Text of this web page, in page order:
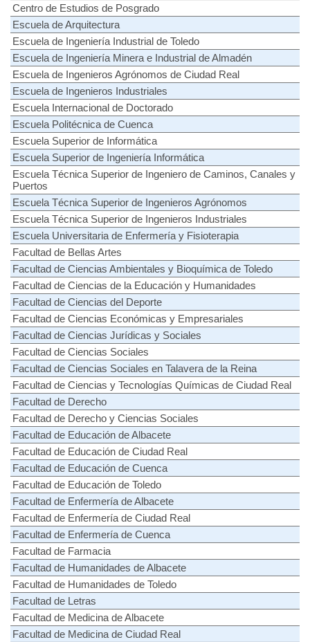
Centro de Estudios de Posgrado
Escuela de Arquitectura
Escuela de Ingeniería Industrial de Toledo
Escuela de Ingeniería Minera e Industrial de Almadén
Escuela de Ingenieros Agrónomos de Ciudad Real
Escuela de Ingenieros Industriales
Escuela Internacional de Doctorado
Escuela Politécnica de Cuenca
Escuela Superior de Informática
Escuela Superior de Ingeniería Informática
Escuela Técnica Superior de Ingeniero de Caminos, Canales y
Puertos
Escuela Técnica Superior de Ingenieros Agrónomos
Escuela Técnica Superior de Ingenieros Industriales
Escuela Universitaria de Enfermería y Fisioterapia
Facultad de Bellas Artes
Facultad de Ciencias Ambientales y Bioquímica de Toledo
Facultad de Ciencias de la Educación y Humanidades
Facultad de Ciencias del Deporte
Facultad de Ciencias Económicas y Empresariales
Facultad de Ciencias Jurídicas y Sociales
Facultad de Ciencias Sociales
Facultad de Ciencias Sociales en Talavera de la Reina
Facultad de Ciencias y Tecnologías Químicas de Ciudad Real
Facultad de Derecho
Facultad de Derecho y Ciencias Sociales
Facultad de Educación de Albacete
Facultad de Educación de Ciudad Real
Facultad de Educación de Cuenca
Facultad de Educación de Toledo
Facultad de Enfermería de Albacete
Facultad de Enfermería de Ciudad Real
Facultad de Enfermería de Cuenca
Facultad de Farmacia
Facultad de Humanidades de Albacete
Facultad de Humanidades de Toledo
Facultad de Letras
Facultad de Medicina de Albacete
Facultad de Medicina de Ciudad Real